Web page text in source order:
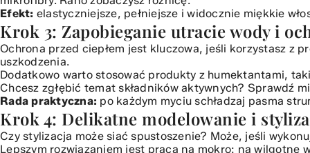
Efekt: elastyczniejsze, pełniejsze i widocznie miękkie
Krok 3: Zapobieganie utracie wody i
Ochrona przed ciepłem jest kluczowa, jeśli korzystasz z
uszkodzenia.
Dodatkowo warto stosować produkty z humektantami,
Chcesz zgłębić temat składników aktywnych? Sprawdź
Rada praktyczna: po każdym myciu schładzaj pasma
Krok 4: Delikatne modelowanie i
Czy stylizacja może siać spustoszenie? Może, jeśli
Lepszym rozwiązaniem jest praca na mokro: na wilgotne